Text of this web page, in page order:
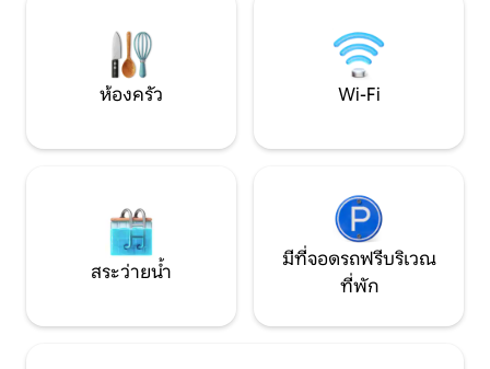
ห้องครัว Wi-Fi
สระว่ายน้ำ
มีที่จอดรถฟรีบริเวณ
ที่พัก